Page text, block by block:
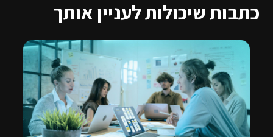
כתבות שיכולות לעניין אותך